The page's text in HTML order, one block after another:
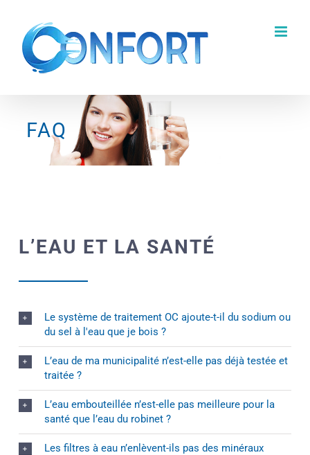
contenu
FAQ
L’EAU ET LA SANTÉ
Le système de traitement OC ajoute-t-il du sodium ou
du sel à l'eau que je bois ?
L’eau de ma municipalité n’est-elle pas déjà testée et
traitée ?
L’eau embouteillée n’est-elle pas meilleure pour la
santé que l’eau du robinet ?
Les filtres à eau n’enlèvent-ils pas des minéraux